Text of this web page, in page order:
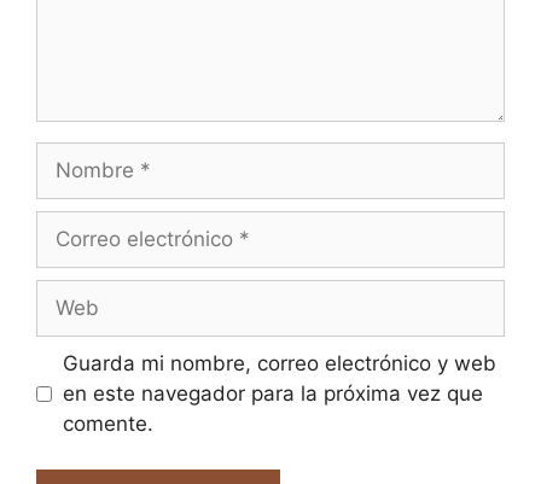
electrónico
Guarda mi nombre, correo electrónico y web
en este navegador para la próxima vez que
comente.